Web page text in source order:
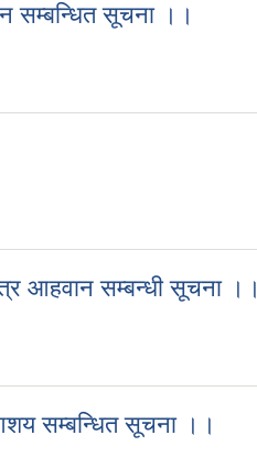
सम्बन्धित सूचना ।।
आहवान सम्बन्धी सूचना ।।
सम्बन्धित सूचना ।।